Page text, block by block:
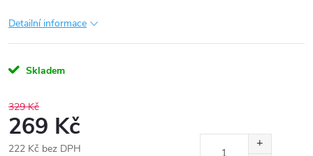
Detailní informace
Skladem
329 Kč
269 Kč
222 Kč bez DPH